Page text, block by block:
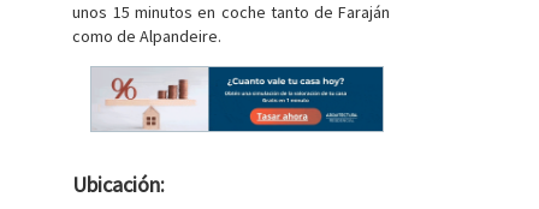
unos 15 minutos en coche tanto de Faraján
como de Alpandeire.
Ubicación: